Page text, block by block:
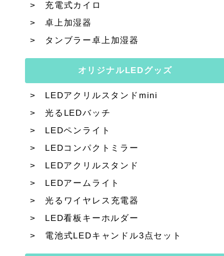
充電式カイロ
卓上加湿器
タンブラー卓上加湿器
オリジナルLEDグッズ
LEDアクリルスタンドmini
光るLEDバッチ
LEDペンライト
LEDコンパクトミラー
LEDアクリルスタンド
LEDアームライト
光るワイヤレス充電器
LED看板キーホルダー
電池式LEDキャンドル3点セット